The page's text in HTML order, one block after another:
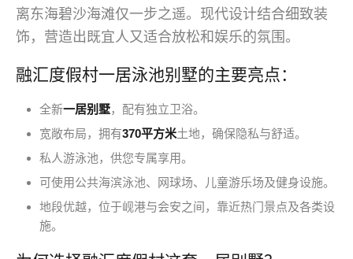
离东海碧沙海滩仅一步之遥。现代设计结合细致装
饰，营造出既宜人又适合放松和娱乐的氛围。
融汇度假村一居泳池别墅的主要亮点：
全新一居别墅，配有独立卫浴。
宽敞布局，拥有370平方米土地，确保隐私与舒适。
私人游泳池，供您专属享用。
可使用公共海滨泳池、网球场、儿童游乐场及健身设施。
地段优越，位于岘港与会安之间，靠近热门景点及各类设
施。